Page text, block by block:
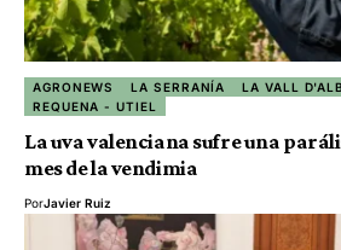
AGRONEWS LA SERRANÍA
LA VALL
REQUENA - UTIEL
La uva valenciana sufre una
mes de la vendimia
PorJavier Ruiz